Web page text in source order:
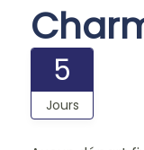
5
Jours